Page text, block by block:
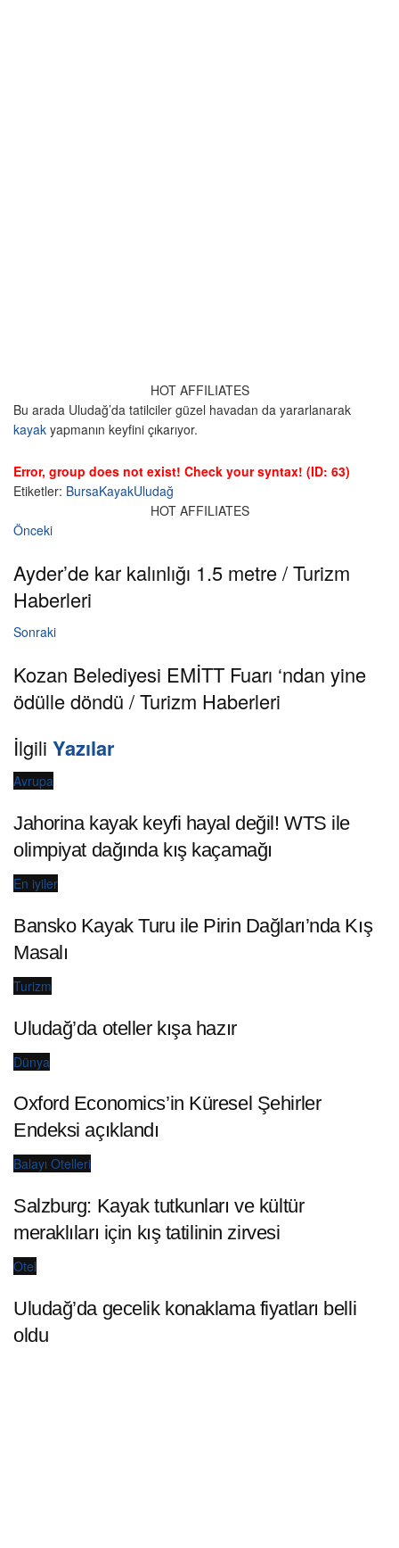
HOT AFFILIATES
Bu arada Uludağ’da tatilciler güzel havadan da yararlanarak
kayak yapmanın keyfini çıkarıyor.
Error, group does not exist! Check your syntax! (ID: 63)
Etiketler: BursaKayakUludağ
HOT AFFILIATES
Önceki
Ayder’de kar kalınlığı 1.5 metre / Turizm
Haberleri
Sonraki
Kozan Belediyesi EMİTT Fuarı ‘ndan yine
ödülle döndü / Turizm Haberleri
İlgili Yazılar
Avrupa
Jahorina kayak keyfi hayal değil! WTS ile
olimpiyat dağında kış kaçamağı
En iyiler
Bansko Kayak Turu ile Pirin Dağları’nda Kış
Masalı
Turizm
Uludağ’da oteller kışa hazır
Dünya
Oxford Economics’in Küresel Şehirler
Endeksi açıklandı
Balayı Otelleri
Salzburg: Kayak tutkunları ve kültür
meraklıları için kış tatilinin zirvesi
Otel
Uludağ’da gecelik konaklama fiyatları belli
oldu